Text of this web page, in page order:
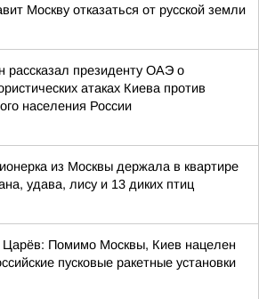
Москву отказаться от русской земли
рассказал президенту ОАЭ о
атаках Киева против
населения России
из Москвы держала в квартире
удава, лису и 13 диких птиц
Царёв: Помимо Москвы, Киев нацелен
пусковые ракетные установки